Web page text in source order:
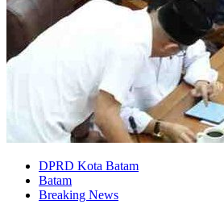
DPRD Kota Batam
Batam
Breaking News